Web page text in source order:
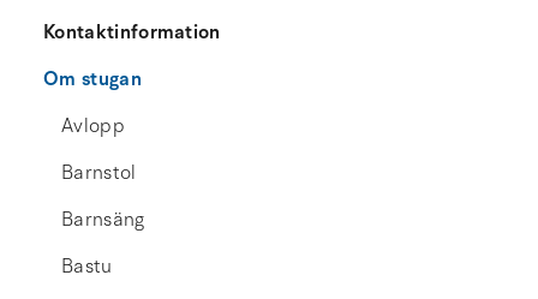
Kontaktinformation
Om stugan
Avlopp
Barnstol
Barnsäng
Bastu